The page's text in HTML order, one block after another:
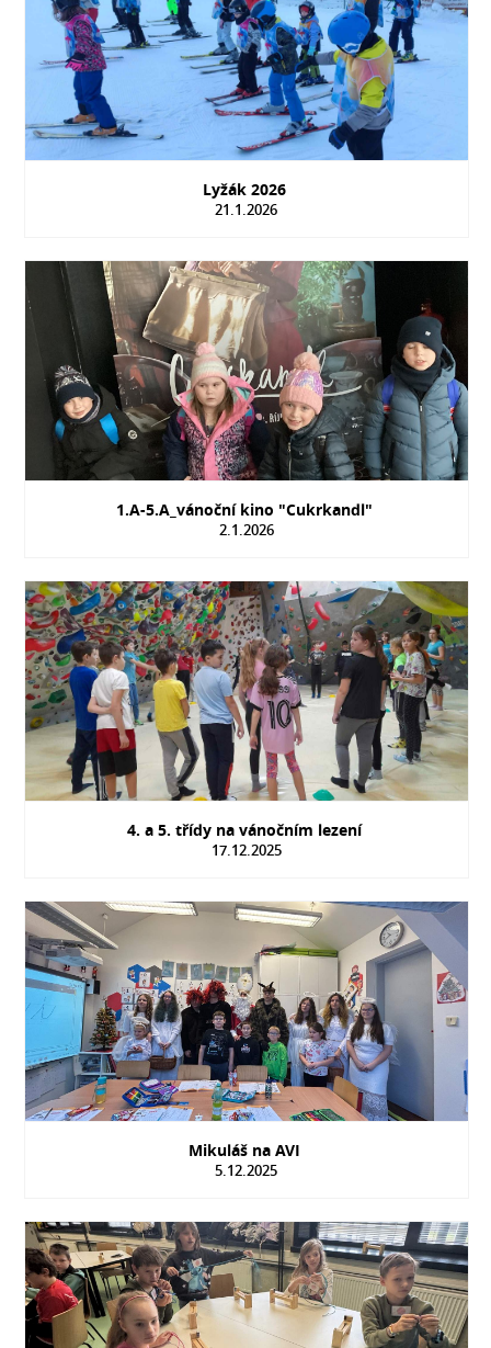
Lyžák 2026
21.1.2026
1.A-5.A_vánoční kino "Cukrkandl"
2.1.2026
4. a 5. třídy na vánočním lezení
17.12.2025
Mikuláš na AVI
5.12.2025